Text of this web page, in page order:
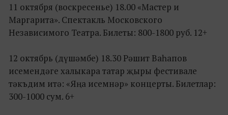
11 октября (воскресенье) 18.00 «Мастер и
Маргарита». Спектакль Московского
Независимого Театра. Билеты: 800-1800 руб. 12+
12 октябрь (дүшәмбе) 18.30 Рәшит Ваһапов
исемендәге халыкара татар җыры фестивале
тәкъдим итә: «Яңа исемнәр» концерты. Билетлар:
300-1000 сум. 6+